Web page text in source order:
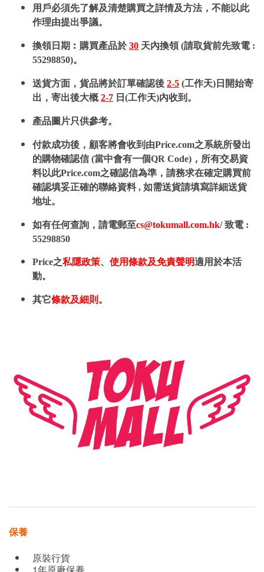
用戶必須先了解及清楚購買之詳情及方法，不能以此
作理由提出爭議。
換領日期︰購買產品於30 天內換領 (請取貨前先致電 :
55298850)。
送貨方面，貨品將於訂單確認後 2-5 (工作天)日開始寄
出，寄出後大概2-7 日(工作天)內收到。
產品圖片只供參考。
付款成功後，顧客將會收到由Price.com之系統所發出
的購物確認信 (當中會有一個QR Code)，所有交易資
料以此Price.com之確認信為準，請務求在確定購買前
確認填妥正確的聯絡資料 , 如需送貨請填寫詳細送貨
地址。
如有任何查詢，請電郵至cs@tokumall.com.hk/ 致電 :
55298850
Price之私隱政策、 使用條款及免責聲明適用於本活
動。
其它條款及細則 。
保養
原裝行貨